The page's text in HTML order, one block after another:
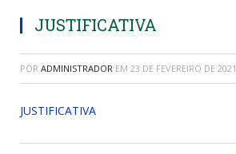
JUSTIFICATIVA
POR ADMINISTRADOR EM 23 DE FEVEREIRO DE 2021
JUSTIFICATIVA